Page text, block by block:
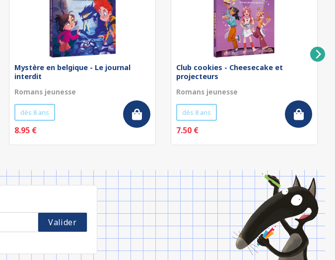
Mystère en belgique - Le journal
interdit
Romans jeunesse
dès 8 ans
8.95 €
Club cookies - Cheesecake et
projecteurs
Romans jeunesse
dès 8 ans
7.50 €